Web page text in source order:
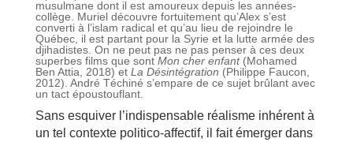
musulmane dont il est amoureux depuis les années-
collège. Muriel découvre fortuitement qu’Alex s’est
converti à l’islam radical et qu’au lieu de rejoindre le
Québec, il est partant pour la Syrie et la lutte armée des
djihadistes. On ne peut pas ne pas penser à ces deux
superbes films que sont Mon cher enfant(Mohamed
Ben Attia, 2018) et La Désintégration (Philippe Faucon,
2012). André Téchiné s’empare de ce sujet brûlant avec
un tact époustouflant.
Sans esquiver l’indispensable réalisme inhérent à
un tel contexte politico-affectif, il fait émerger dans